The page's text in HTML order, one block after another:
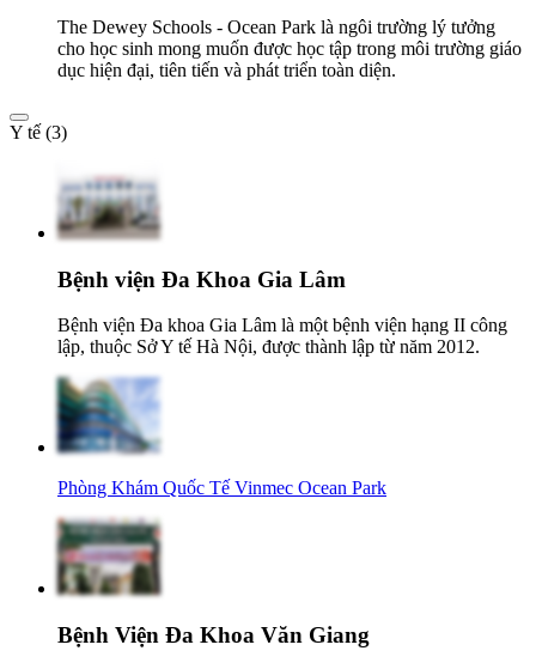
The Dewey Schools - Ocean Park là ngôi trường lý tưởng
cho học sinh mong muốn được học tập trong môi trường giáo
dục hiện đại, tiên tiến và phát triển toàn diện.
Y tế (3)
Bệnh viện Đa Khoa Gia Lâm
Bệnh viện Đa khoa Gia Lâm là một bệnh viện hạng II công
lập, thuộc Sở Y tế Hà Nội, được thành lập từ năm 2012.
Phòng Khám Quốc Tế Vinmec Ocean Park
Bệnh Viện Đa Khoa Văn Giang